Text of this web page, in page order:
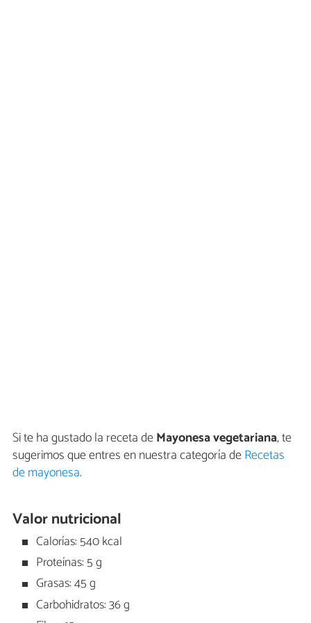
Si te ha gustado la receta deMayonesa vegetariana, te
sugerimos que entres en nuestra categoría deRecetas
de mayonesa.
Valor nutricional
Calorías: 540 kcal
Proteínas: 5 g
Grasas: 45 g
Carbohidratos: 36 g